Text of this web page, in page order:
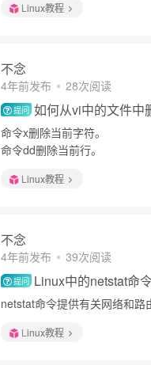
Linux教程
不念
4年前发布 28次阅读
提问 如何从vi中的文件中
命令x删除当前字符。
命令dd删除当前行。
Linux教程
不念
4年前发布 39次阅读
提问 Linux中的netstat命
netstat命令提供有关网络和路
Linux教程